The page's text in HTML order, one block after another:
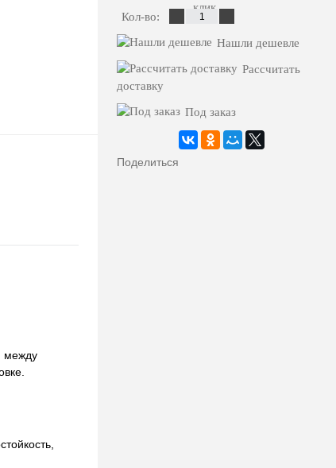
между
клик
Кол-во:
Нашли дешевле
Рассчитать
доставку
Под заказ
Поделиться